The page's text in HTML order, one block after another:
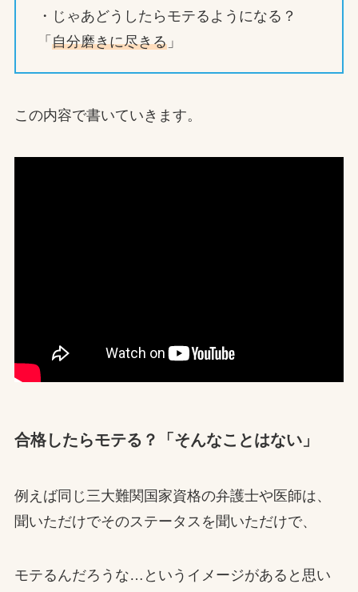
・じゃあどうしたらモテるようになる？
「 自分磨きに尽きる」
この内容で書いていきます。
合格したらモテる？「そんなことはない」
例えば同じ三大難関国家資格の弁護士や医師は、
聞いただけでそのステータスを聞いただけで、
モテるんだろうな…というイメージがあると思い